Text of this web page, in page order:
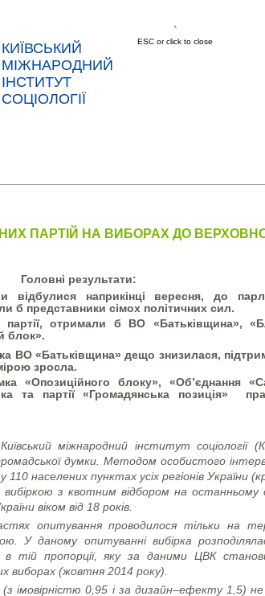
КИЇВСЬКИЙ
МІЖНАРОДНИЙ
ІНСТИТУТ
СОЦІОЛОГІЇ
ESC or click to close
ПАРТІЙ НА ВИБОРАХ ДО
Головні результати:
відбулися наприкінці вересня, до
б представники сімох політичних сил.
партії, отримали б ВО «Батьківщина»,
блок».
ВО «Батьківщина» дещо знизилася,
зросла.
блоку», «Об’єднання
та партії «Громадянська позиція»
міжнародний інститут соціології
думки. Методом особистого
населених пунктах усіх регіонів України
з квотним відбором на останньому
віком від 18 років.
опитування проводилося тільки на
У даному опитуванні вибірка
в тій пропорції, яку за даними ЦВК
виборах (жовтня 2014 року).
імовірністю 0,95 і за дизайн–ефекту 1,5)